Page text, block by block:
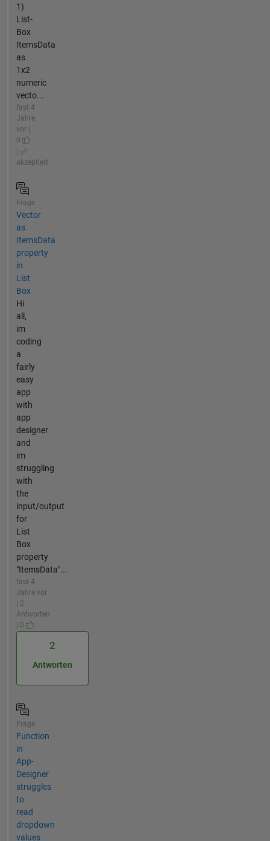
1)
List-
Box
ItemsData
as
1x2
numeric
vecto...
fast 4
Jahre
vor |
0
akzeptiert
Frage
Vector
as
ItemsData
property
in
List
Box
Hi
all,
im
coding
a
fairly
easy
app
with
app
designer
and
im
struggling
with
the
input/output
for
List
Box
property
"ItemsData"...
fast 4
Jahre vor
| 2
Antworten
| 0
2
Antworten
Frage
Function
in
App-
Designer
struggles
to
read
dropdown
values